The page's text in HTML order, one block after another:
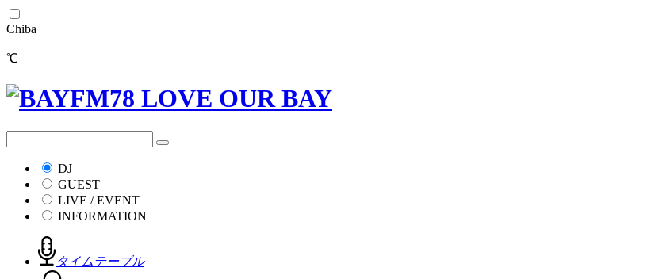
Chiba
℃
DJ
GUEST
LIVE / EVENT
INFORMATION
タイムテーブル